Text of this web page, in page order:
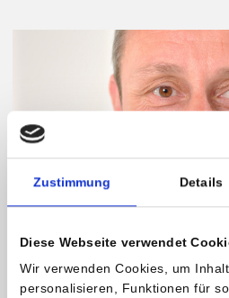
Zustimmung Details
Diese Webseite verwendet
Wir verwenden Cookies, um
personalisieren, Funktionen für